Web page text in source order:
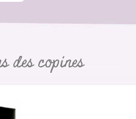
des copines